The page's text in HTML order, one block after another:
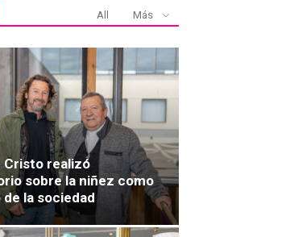
All Más
Cristo realizó
sobre la niñez como
la sociedad